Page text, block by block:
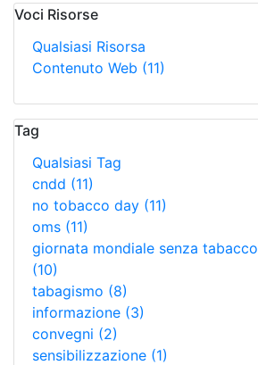
Voci Risorse
Qualsiasi Risorsa
Contenuto Web (11)
Tag
Qualsiasi Tag
cndd (11)
no tobacco day (11)
oms (11)
giornata mondiale senza tabacco
(10)
tabagismo (8)
informazione (3)
convegni (2)
sensibilizzazione (1)